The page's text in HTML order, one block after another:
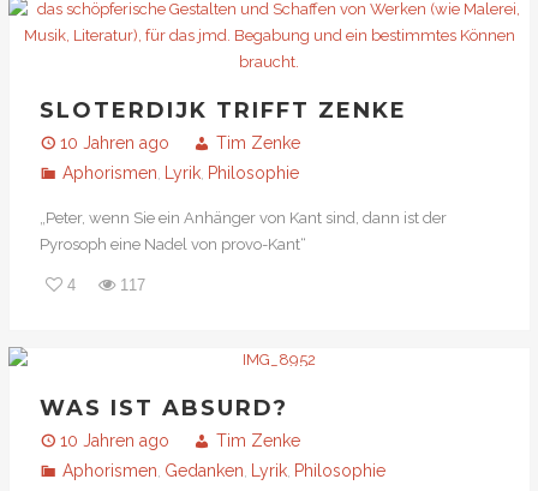
SLOTERDIJK TRIFFT ZENKE
10 Jahren ago
Tim Zenke
Aphorismen Lyrik, Philosophie
„Peter, wenn Sie ein Anhänger von Kant sind, dann ist der
Pyrosoph eine Nadel von provo-Kant“
4 117
WAS IST ABSURD?
10 Jahren ago
Tim Zenke
Aphorismen Gedanken Lyrik, Philosophie